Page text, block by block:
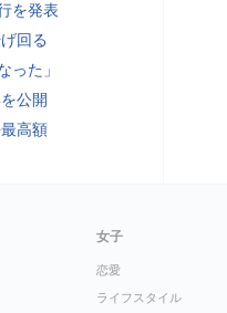
を発表
回る
った」
公開
高額
女子
恋愛
ライフスタイル